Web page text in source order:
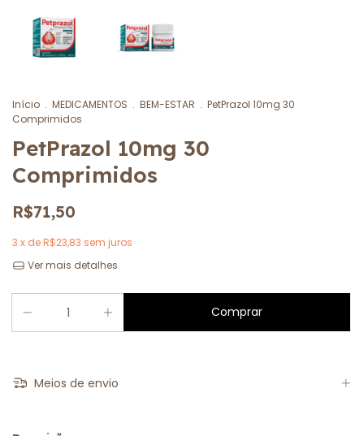
Início . MEDICAMENTOS . BEM-ESTAR . PetPrazol 10mg 30
Comprimidos
PetPrazol 10mg 30
Comprimidos
R$71,50
3 x deR$23,83 sem juros
Ver mais detalhes
Meios de envio